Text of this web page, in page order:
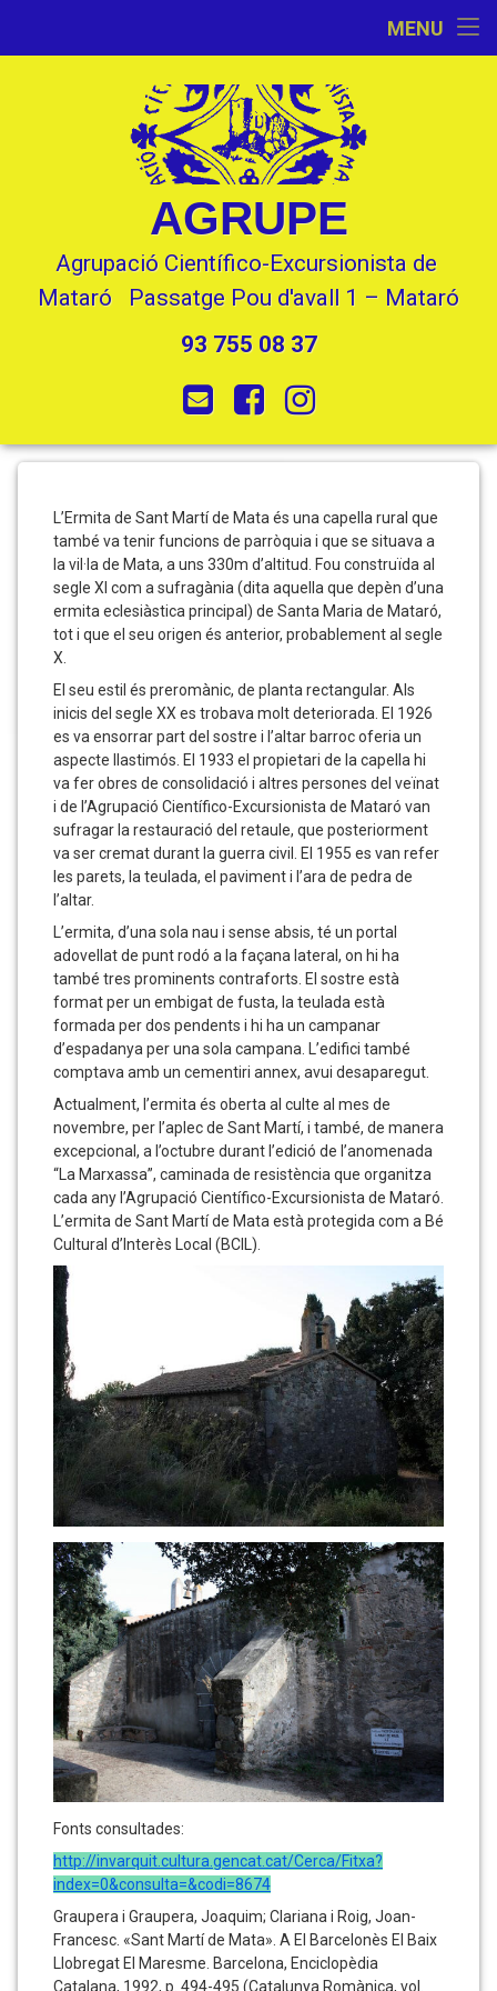
MENU
AGRUPE
Agrupació Científico-Excursionista de
Mataró   Passatge Pou d'avall 1 – Mataró
93 755 08 37
E-mailFacebookInstagram
d’interès
Sant
Martí
Mata
L’Ermita de Sant Martí de Mata és una capella rural que
també va tenir funcions de parròquia i que se situava a
la vil·la de Mata, a uns 330m d’altitud. Fou construïda al
segle XI com a sufragània (dita aquella que depèn d’una
ermita eclesiàstica principal) de Santa Maria de Mataró,
tot i que el seu origen és anterior, probablement al segle
X.
El seu estil és preromànic, de planta rectangular. Als
inicis del segle XX es trobava molt deteriorada. El 1926
es va ensorrar part del sostre i l’altar barroc oferia un
aspecte llastimós. El 1933 el propietari de la capella hi
va fer obres de consolidació i altres persones del veïnat
i de l’Agrupació Científico-Excursionista de Mataró van
sufragar la restauració del retaule, que posteriorment
va ser cremat durant la guerra civil. El 1955 es van refer
les parets, la teulada, el paviment i l’ara de pedra de
l’altar.
L’ermita, d’una sola nau i sense absis, té un portal
adovellat de punt rodó a la façana lateral, on hi ha
també tres prominents contraforts. El sostre està
format per un embigat de fusta, la teulada està
formada per dos pendents i hi ha un campanar
d’espadanya per una sola campana. L’edifici també
comptava amb un cementiri annex, avui desaparegut.
Actualment, l’ermita és oberta al culte al mes de
novembre, per l’aplec de Sant Martí, i també, de manera
excepcional, a l’octubre durant l’edició de l’anomenada
“La Marxassa”, caminada de resistència que organitza
cada any l’Agrupació Científico-Excursionista de Mataró.
L’ermita de Sant Martí de Mata està protegida com a Bé
Cultural d’Interès Local (BCIL).
Fonts consultades:
http://invarquit.cultura.gencat.cat/Cerca/Fitxa?
index=0&consulta=&codi=8674
Graupera i Graupera, Joaquim; Clariana i Roig, Joan-
Francesc. «Sant Martí de Mata». A El Barcelonès El Baix
Llobregat El Maresme. Barcelona, Enciclopèdia
Catalana, 1992, p. 494-495 (Catalunya Romànica, vol.